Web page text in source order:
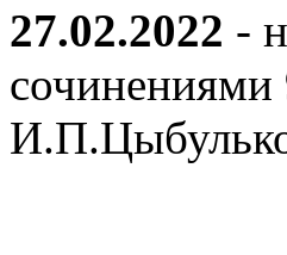
27.02.2022 -
сочинениями